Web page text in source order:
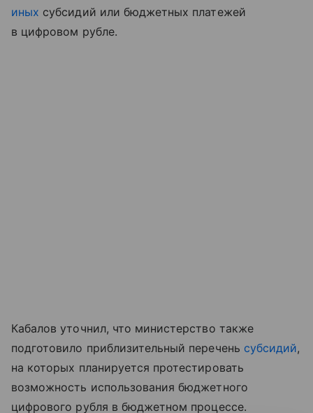
иных субсидий или бюджетных платежей
в цифровом рубле.
Кабалов уточнил, что министерство также
подготовило приблизительный перечень субсидий,
на которых планируется протестировать
возможность использования бюджетного
цифрового рубля в бюджетном процессе.